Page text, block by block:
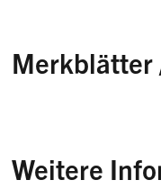
(VBBo)
Merkblätter
Weitere